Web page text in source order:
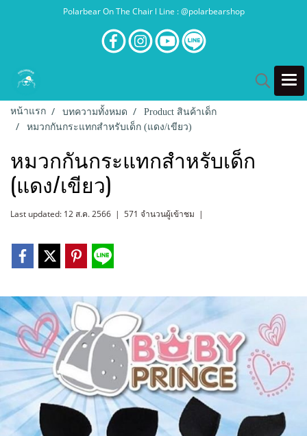
Polarbear On The Chair l Line : @polarbearshop
หน้าแรก บทความทั้งหมด
Product สินค้าเด็ก
หมวกกันกระแทกสำหรับเด็ก (แดง/เขียว)
หมวกกันกระแทกสำหรับเด็ก
(แดง/เขียว)
Last updated: 12 ส.ค. 2566 | 571 จำนวนผู้เข้าชม |